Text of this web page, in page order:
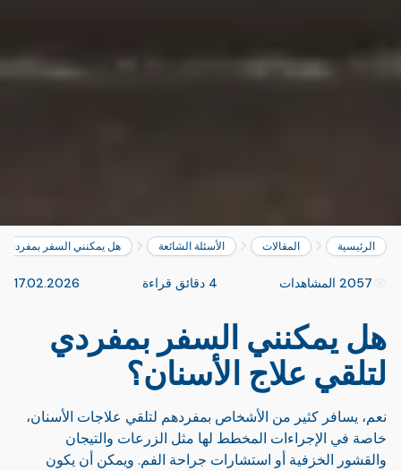
الرئيسية المقالات الأسئلة الشائعة هل يمكنني السفر بمفردي
2057 المشاهدات 4 دقائق قراءة 17.02.2026
هل يمكنني السفر بمفردي
لتلقي علاج الأسنان؟
نعم، يسافر كثير من الأشخاص بمفردهم لتلقي علاجات الأسنان،
خاصة في الإجراءات المخطط لها مثل الزرعات والتيجان
والقشور الخزفية أو استشارات جراحة الفم. ويمكن أن يكون